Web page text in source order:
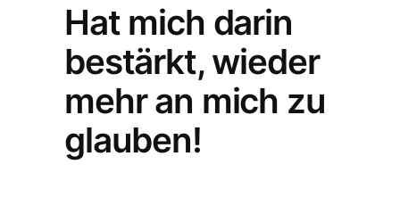
Hat mich darin
bestärkt, wieder
mehr an mich zu
glauben!